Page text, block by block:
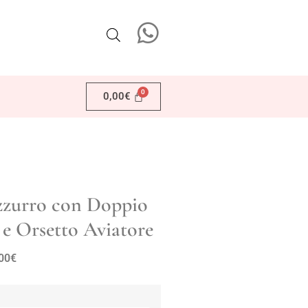
0,00€
con Doppio
Orsetto Aviatore
€